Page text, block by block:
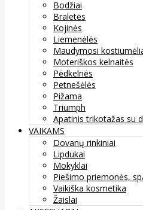
Bodžiai
Braletės
Kojinės
Liemenėlės
Maudymosi
Moteriškos kelnaitės
Pėdkelnės
Petnešėlės
Pižama
Triumph
Apatinis trikotažas su
VAIKAMS
Dovanų rinkiniai
Lipdukai
Mokyklai
Piešimo priemonės,
Vaikiška kosmetika
Žaislai